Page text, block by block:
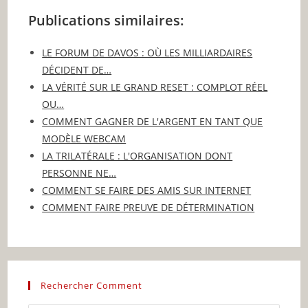
Publications similaires:
LE FORUM DE DAVOS : OÙ LES MILLIARDAIRES
DÉCIDENT DE…
LA VÉRITÉ SUR LE GRAND RESET : COMPLOT RÉEL
OU…
COMMENT GAGNER DE L'ARGENT EN TANT QUE
MODÈLE WEBCAM
LA TRILATÉRALE : L'ORGANISATION DONT
PERSONNE NE…
COMMENT SE FAIRE DES AMIS SUR INTERNET
COMMENT FAIRE PREUVE DE DÉTERMINATION
Rechercher Comment